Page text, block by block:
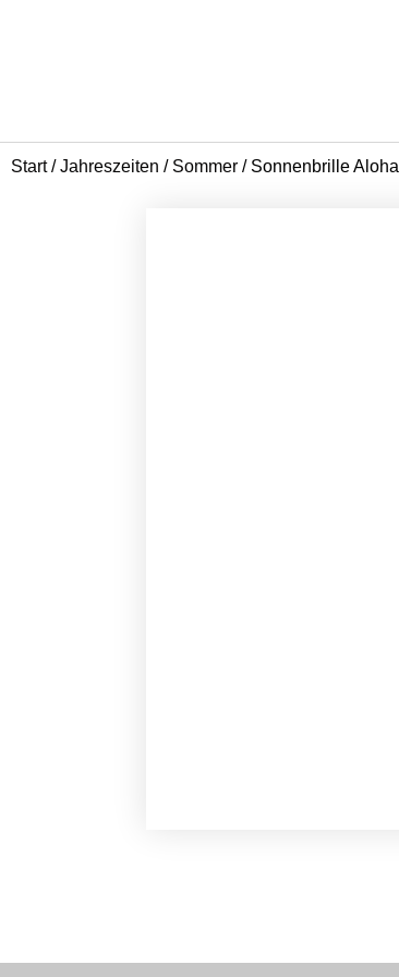
Start/Jahreszeiten / Sommer / Sonnenbrille Aloha